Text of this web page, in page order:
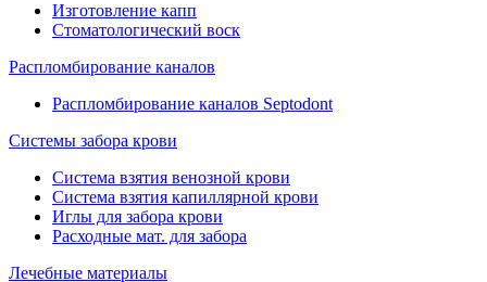
Изготовление капп
Стоматологический воск
Распломбирование каналов
Распломбирование каналов Septodont
Системы забора крови
Система взятия венозной крови
Система взятия капиллярной крови
Иглы для забора крови
Расходные мат. для забора
Лечебные материалы